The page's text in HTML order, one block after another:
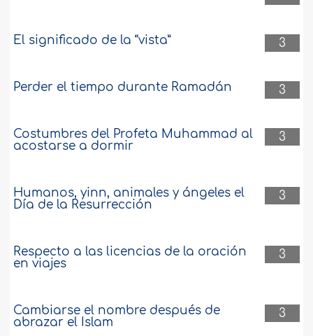
3
El significado de la “vista”
3
Perder el tiempo durante Ramadán
3
Costumbres del Profeta Muhammad al
acostarse a dormir
3
Humanos, yinn, animales y ángeles el
Día de la Resurrección
3
Respecto a las licencias de la oración
en viajes
3
Cambiarse el nombre después de
abrazar el Islam